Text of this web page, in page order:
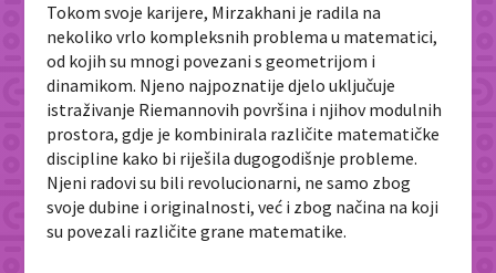
Tokom svoje karijere, Mirzakhani je radila na
nekoliko vrlo kompleksnih problema u matematici,
od kojih su mnogi povezani s geometrijom i
dinamikom. Njeno najpoznatije djelo uključuje
istraživanje Riemannovih površina i njihov modulnih
prostora, gdje je kombinirala različite matematičke
discipline kako bi riješila dugogodišnje probleme.
Njeni radovi su bili revolucionarni, ne samo zbog
svoje dubine i originalnosti, već i zbog načina na koji
su povezali različite grane matematike.